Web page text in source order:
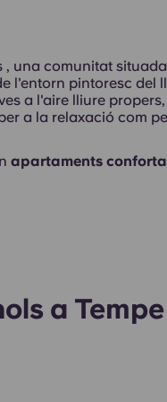
, una comunitat
l'entorn pintoresc del
a l'aire lliure
a la relaxació com
apartaments
a